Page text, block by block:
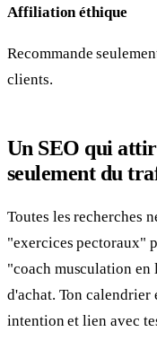
Affiliation éthique
Recommande
clients.
Un SEO qui
seulement du
Toutes les recherches
"exercices pectoraux"
"coach musculation
d'achat. Ton
intention et lien avec